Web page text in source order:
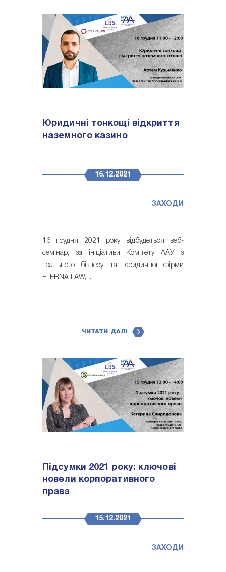
Юридичні тонкощі відкриття
наземного казино
16.12.2021
ЗАХОДИ
16 грудня 2021 року відбудеться веб-
семінар, за ініціативи Комітету ААУ з
грального бізнесу та юридичної фірми
ETERNA LAW, ...
ЧИТАТИ ДАЛІ
Підсумки 2021 року: ключові
новели корпоративного
права
15.12.2021
ЗАХОДИ